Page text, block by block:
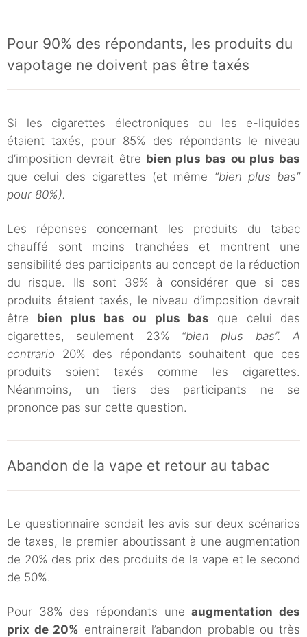
Pour 90% des répondants, les produits du
vapotage ne doivent pas être taxés
Si les cigarettes électroniques ou les e-liquides
étaient taxés, pour 85% des répondants le niveau
d’imposition devrait être bien plus bas ou plus bas
que celui des cigarettes (et même “bien plus bas”
pour 80%).
Les réponses concernant les produits du tabac
chauffé sont moins tranchées et montrent une
sensibilité des participants au concept de la réduction
du risque. Ils sont 39% à considérer que si ces
produits étaient taxés, le niveau d’imposition devrait
être bien plus bas ou plus bas que celui des
cigarettes, seulement 23% “bien plus bas”. A
contrario 20% des répondants souhaitent que ces
produits soient taxés comme les cigarettes.
Néanmoins, un tiers des participants ne se
prononce pas sur cette question.
Abandon de la vape et retour au tabac
Le questionnaire sondait les avis sur deux scénarios
de taxes, le premier aboutissant à une augmentation
de 20% des prix des produits de la vape et le second
de 50%.
Pour 38% des répondants uneaugmentation des
prix de 20% entrainerait l’abandon probable ou très